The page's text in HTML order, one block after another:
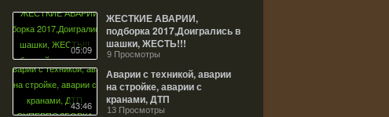
05:09
ЖЕСТКИЕ АВАРИИ,
подборка 2017,Доигрались в
шашки, ЖЕСТЬ!!!
Соблюдайте правила...
9 Просмотры
43:46
Аварии с техникой, аварии
на стройке, аварии с
кранами, ДТП
СУПЕРПОДБОРКА
13 Просмотры